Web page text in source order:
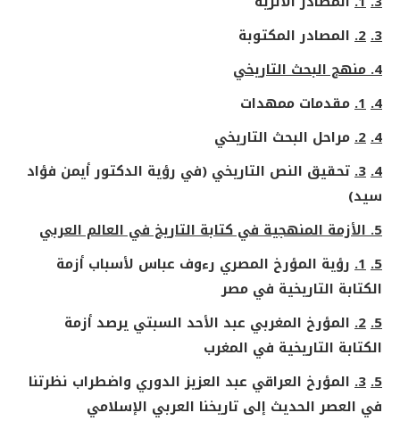
3.
2. المصادر المكتوبة
4. منهج البحث التاريخي
4.
1. مقدمات ممهدات
4.
2. مراحل البحث التاريخي
4.
3. تحقيق النص التاريخي (في رؤية الدكتور أيمن فؤاد
سيد)
5. الأزمة المنهجية في كتابة التاريخ في العالم العربي
5.
1. رؤية المؤرخ المصري رءوف عباس لأسباب أزمة
الكتابة التاريخية في مصر
5.
2. المؤرخ المغربي عبد الأحد السبتي يرصد أزمة
الكتابة التاريخية في المغرب
5.
3. المؤرخ العراقي عبد العزيز الدوري واضطراب نظرتنا
في العصر الحديث إلى تاريخنا العربي الإسلامي